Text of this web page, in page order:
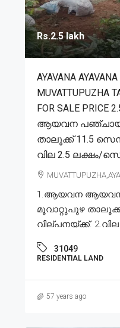
Rs.2.5 lakh
AYAVANA
MUVATTUPUZHA
FOR SALE
ആയവന
താലൂക്ക് 11.5
വില 2.5 ലക്ഷം/
1.ആയവന
മൂവാറ്റുപുഴ
വില്പനയ്ക്ക്.
31049
RESIDENTIAL LAND
57 years ago